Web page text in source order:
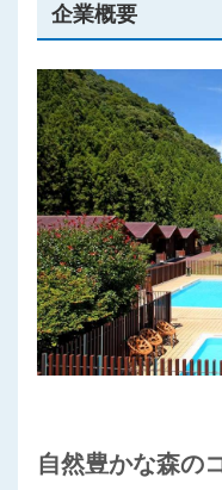
お問い合わせ
サイトマップ
利用規約
プライバシーポリシー
企業概要
自然豊かな森の